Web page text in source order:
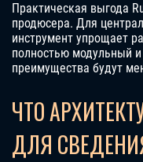
Практическая выгода
продюсера. Для
инструмент упрощает
полностью модульный
преимущества будут
ЧТО
ДЛЯ